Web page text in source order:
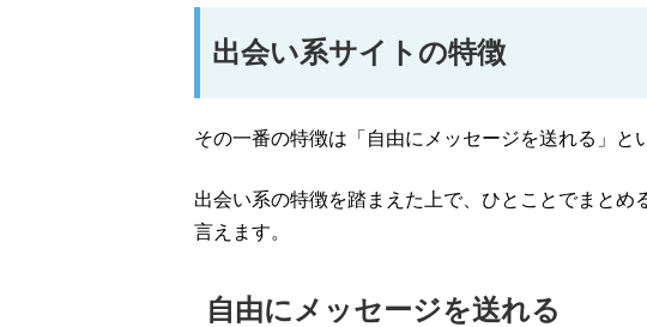
出会い系サイトの特徴
その一番の特徴は「自由にメッセージを送れる」と
出会い系の特徴を踏まえた上で、ひとことでまとめ
言えます。
自由にメッセージを送れる